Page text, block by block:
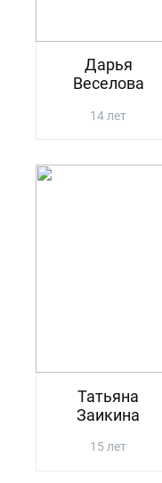
Дарья
Веселова
14 лет
Татьяна
Заикина
15 лет